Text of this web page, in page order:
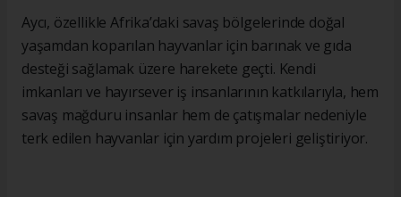
Aycı, özellikle Afrika’daki savaş bölgelerinde doğal
yaşamdan koparılan hayvanlar için barınak ve gıda
desteği sağlamak üzere harekete geçti. Kendi
imkanları ve hayırsever iş insanlarının katkılarıyla, hem
savaş mağduru insanlar hem de çatışmalar nedeniyle
terk edilen hayvanlar için yardım projeleri geliştiriyor.